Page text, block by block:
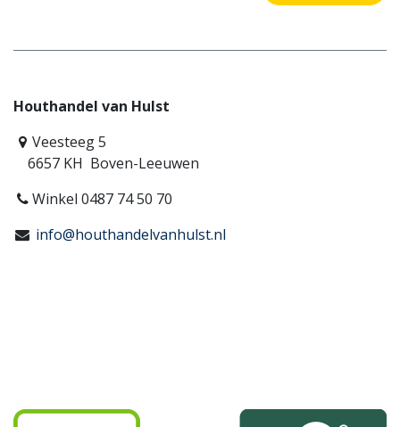
Houthandel van Hulst
Veesteeg 5
6657 KH Boven-Leeuwen
Winkel 0487 74 50 70
info@houthandelvanhulst.nl